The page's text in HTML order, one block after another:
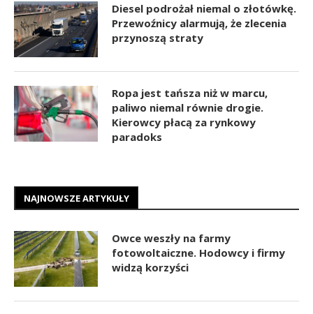
Diesel podrożał niemal o złotówkę.
Przewoźnicy alarmują, że zlecenia
przynoszą straty
Ropa jest tańsza niż w marcu,
paliwo niemal równie drogie.
Kierowcy płacą za rynkowy
paradoks
NAJNOWSZE ARTYKUŁY
Owce weszły na farmy
fotowoltaiczne. Hodowcy i firmy
widzą korzyści